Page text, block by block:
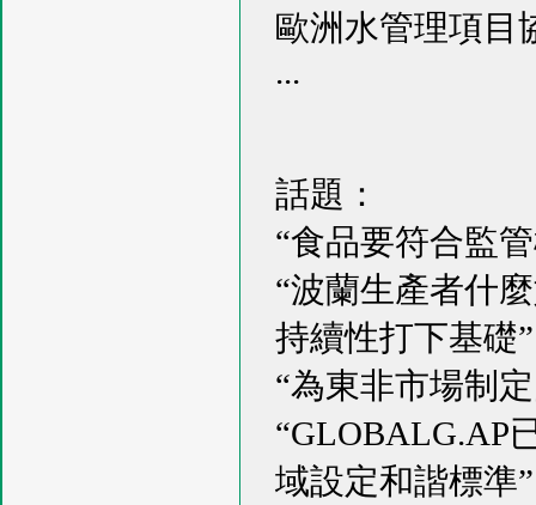
歐洲水管理項目
...
話題：
“食品要符合監
“波蘭生產者什
持續性打下基礎”
“為東非市場制
“GLOBALG.AP
域設定和諧標準”